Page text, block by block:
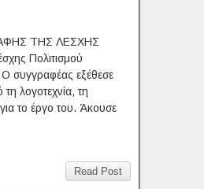
ΤΗΣ ΛΕΣΧΗΣ
Πολιτισμού
συγγραφέας εξέθεσε
λογοτεχνία, τη
το έργο του. Άκουσε
Read Post